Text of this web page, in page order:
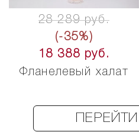
28 289 руб.
(-35%)
18 388 руб.
Фланелевый халат